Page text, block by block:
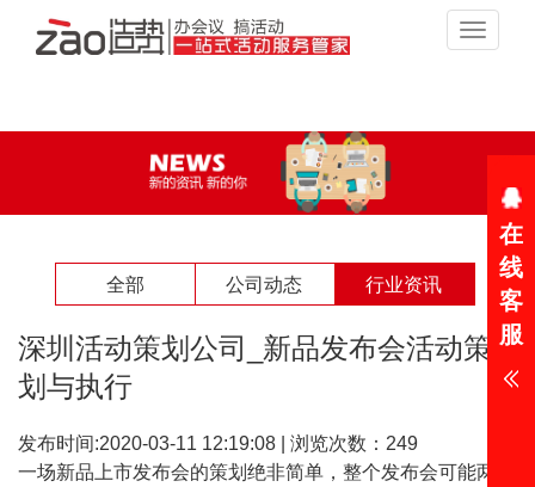
Toggle
全部 公司动态 行业资讯
深圳活动策划公司_新品发布会活动策
划与执行
发布时间:2020-03-11 12:19:08 | 浏览次数： 249
一场新品上市发布会的策划绝非简单，整个发布会可能两三
在
线
客
服